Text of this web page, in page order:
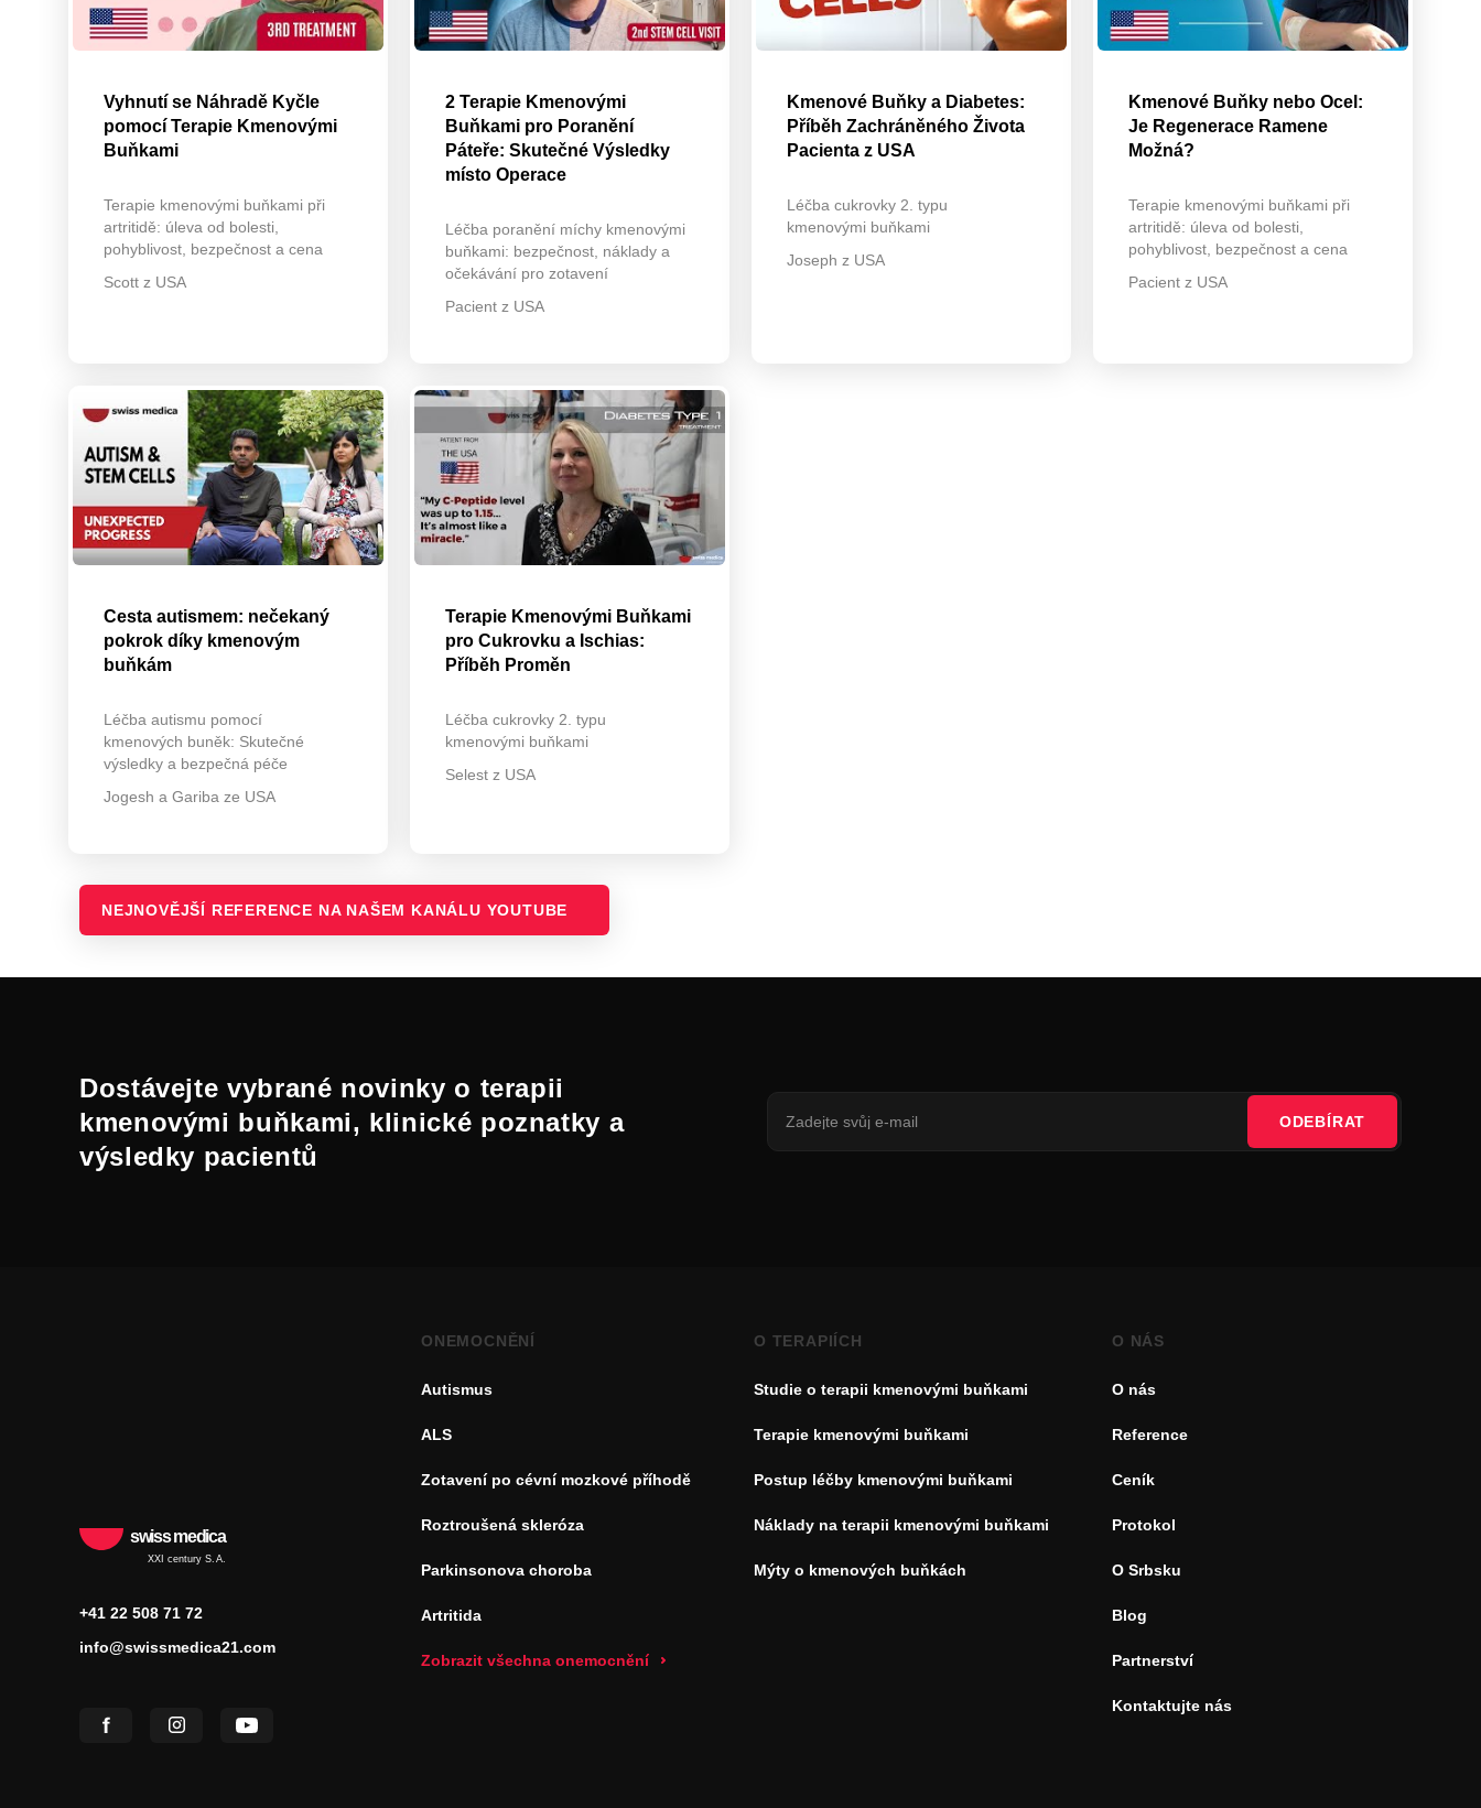
Vyhnutí se Náhradě Kyčle
pomocí Terapie Kmenovými
Buňkami
Terapie kmenovými buňkami při
artritidě: úleva od bolesti,
pohyblivost, bezpečnost a cena
Scott z USA
2 Terapie Kmenovými
Buňkami pro Poranění
Páteře: Skutečné Výsledky
místo Operace
Léčba poranění míchy kmenovými
buňkami: bezpečnost, náklady a
očekávání pro zotavení
Pacient z USA
Kmenové Buňky a Diabetes:
Příběh Zachráněného Života
Pacienta z USA
Léčba cukrovky 2. typu
kmenovými buňkami
Joseph z USA
Kmenové Buňky nebo Ocel:
Je Regenerace Ramene
Možná?
Terapie kmenovými buňkami při
artritidě: úleva od bolesti,
pohyblivost, bezpečnost a cena
Pacient z USA
Cesta autismem: nečekaný
pokrok díky kmenovým
buňkám
Léčba autismu pomocí
kmenových buněk: Skutečné
výsledky a bezpečná péče
Jogesh a Gariba ze USA
Terapie Kmenovými Buňkami
pro Cukrovku a Ischias:
Příběh Proměn
Léčba cukrovky 2. typu
kmenovými buňkami
Selest z USA
NEJNOVĚJŠÍ REFERENCE NA NAŠEM KANÁLU YOUTUBE
Dostávejte vybrané novinky o terapii
kmenovými buňkami, klinické poznatky a
výsledky pacientů
ODEBÍRAT
swiss medica
XXI century S.A.
+41 22 508 71 72
info@swissmedica21.com
ONEMOCNĚNÍ
Autismus
ALS
Zotavení po cévní mozkové příhodě
Roztroušená skleróza
Parkinsonova choroba
Artritida
Zobrazit všechna onemocnění
O TERAPIÍCH
Studie o terapii kmenovými buňkami
Terapie kmenovými buňkami
Postup léčby kmenovými buňkami
Náklady na terapii kmenovými buňkami
Mýty o kmenových buňkách
O NÁS
O nás
Reference
Ceník
Protokol
O Srbsku
Blog
Partnerství
Kontaktujte nás